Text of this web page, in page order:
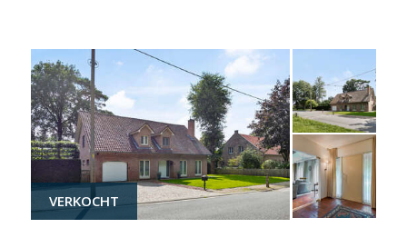
VERKOCHT